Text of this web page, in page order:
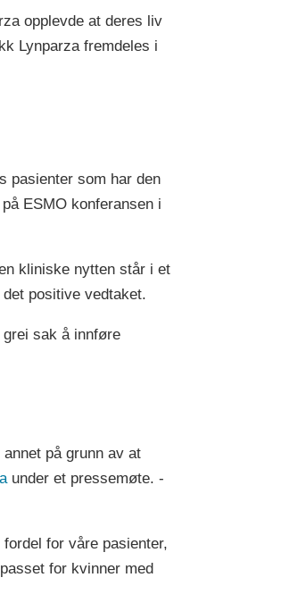
opplevde at deres liv
Lynparza fremdeles i
pasienter som har den
ESMO konferansen i
kliniske nytten står i et
positive vedtaket.
sak å innføre
på grunn av at
under et pressemøte. -
for våre pasienter,
for kvinner med